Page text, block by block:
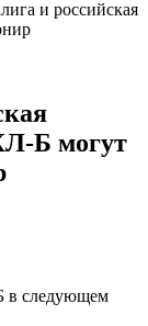
и российская
Б могут
в следующем